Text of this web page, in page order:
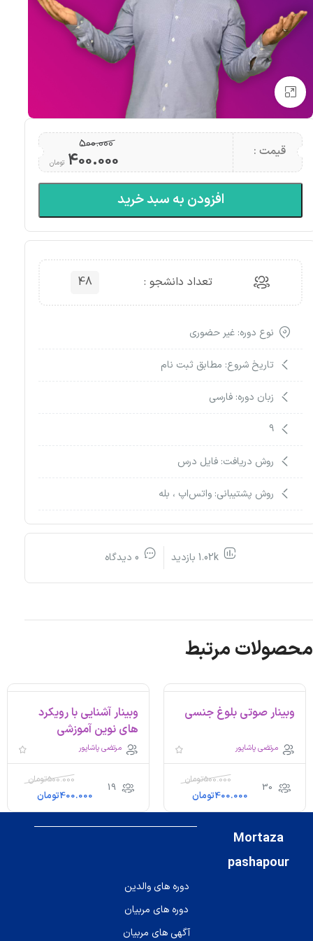
بزرگنمایی تصویر
قیمت : 500.000
400.000 تومان
افزودن به سبد خرید
تعداد دانشجو : 48
نوع دوره: غیر حضوری
تاریخ شروع: مطابق ثبت نام
زبان دوره: فارسی
9
روش دریافت: فایل درس
روش پشتیبانی: واتس‌اپ ، بله
1.02k بازدید 0 دیدگاه
محصولات مرتبط
وبینار صوتی بلوغ جنسی
مرتضی پاشاپور
30
500.000تومان
400.000تومان
وبینار آشنایی با رویکرد
های نوین آموزشی
مرتضی پاشاپور
19
500.000تومان
400.000تومان
دوره های والدین
دوره های مربیان
آگهی های مربیان
Mortaza
pashapour